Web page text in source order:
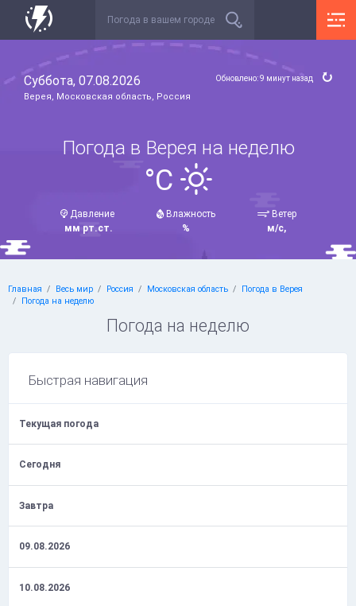
Суббота, 07.08.2026
Верея, Московская область, Россия
Обновлено: 9 минут назад
Погода в Верея на неделю
°C
Давление
мм рт.ст.
Влажность
%
Ветер
м/с,
Главная Весь мир Россия Московская область
Погода в Верея
Погода на неделю
Погода на неделю
Быстрая навигация
Текущая погода
Сегодня
Завтра
09.08.2026
10.08.2026